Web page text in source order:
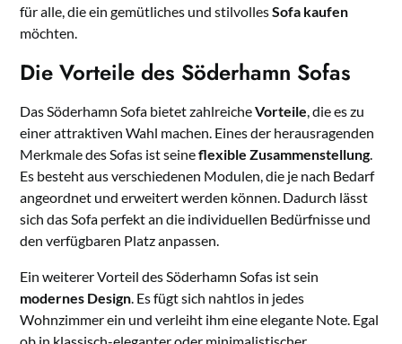
für alle, die ein gemütliches und stilvollesSofa kaufen
möchten.
Die Vorteile des Söderhamn Sofas
Das Söderhamn Sofa bietet zahlreicheVorteile, die es zu
einer attraktiven Wahl machen. Eines der herausragenden
Merkmale des Sofas ist seineflexible Zusammenstellung.
Es besteht aus verschiedenen Modulen, die je nach Bedarf
angeordnet und erweitert werden können. Dadurch lässt
sich das Sofa perfekt an die individuellen Bedürfnisse und
den verfügbaren Platz anpassen.
Ein weiterer Vorteil des Söderhamn Sofas ist sein
modernes Design. Es fügt sich nahtlos in jedes
Wohnzimmer ein und verleiht ihm eine elegante Note. Egal